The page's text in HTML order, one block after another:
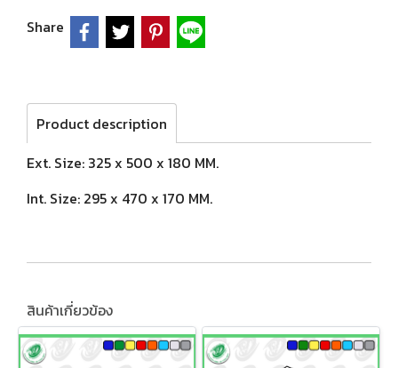
Share
Product description
Ext. Size: 325 x 500 x 180 MM.
Int. Size: 295 x 470 x 170 MM.
สินค้าเกี่ยวข้อง